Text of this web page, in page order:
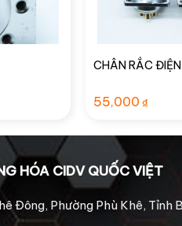
CHÂN RẮC
55,000 ₫
HÓA CIDV QUỐC VIỆT
Đông, Phường Phù Khê, Tỉnh